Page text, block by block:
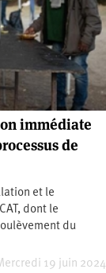
immédiate
de
et le
dont le
du
19 juin 2024